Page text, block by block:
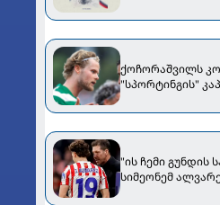
ქოჩორაშვილს
"სპორტინგის"
"ის ჩემი გუნდის
სიმეონემ